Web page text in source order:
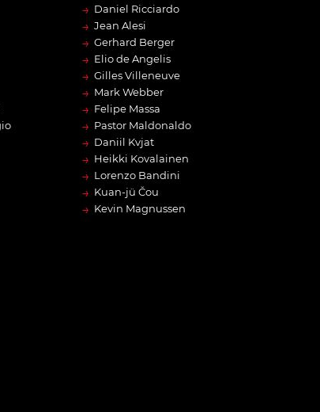
→ Daniel Ricciardo
→ Jean Alesi
→ Gerhard Berger
→ Elio de Angelis
→ Gilles Villeneuve
→ Mark Webber
→ Felipe Massa
→ Pastor Maldonaldo
→ Daniil Kvjat
→ Heikki Kovalainen
→ Lorenzo Bandini
→ Kuan-jü Čou
→ Kevin Magnussen